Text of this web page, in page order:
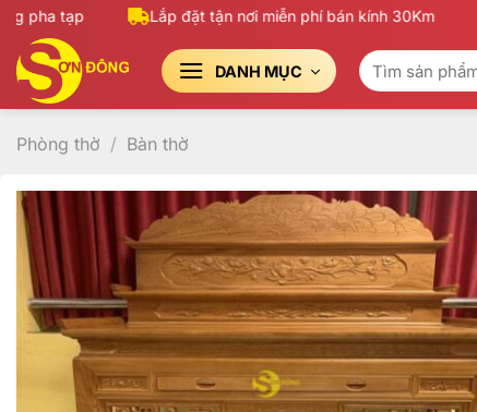
Bỏ
nội
dung
tạp Lắp đặt tận nơi miễn phí bán kính 30Km
DANH MỤC
Tìm
kiếm:
Phòng thờ / Bàn thờ